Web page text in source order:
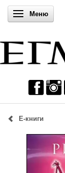
Включи
Меню
Е-книги